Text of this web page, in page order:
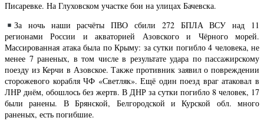
Писаревке. На Глуховском участке бои на улицах Бачевска.
За ночь наши расчёты ПВО сбили 272 БПЛА ВСУ над 11
регионами России и акваторией Азовского и Чёрного морей.
Массированная атака была по Крыму: за сутки погибло 4 человека, не
менее 7 раненых, в том числе в результате удара по пассажирскому
поезду из Керчи в Азовское. Также противник заявил о повреждении
сторожевого корабля ЧФ «Светляк». Ещё один поезд враг атаковал в
ЛНР днём, обошлось без жертв. В ДНР за сутки погибло 8 человек, 17
были ранены. В Брянской, Белгородской и Курской обл. много
раненых, есть погибшие.